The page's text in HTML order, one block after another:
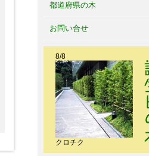
都道府県の木
お問い合せ
8/8
クロチク